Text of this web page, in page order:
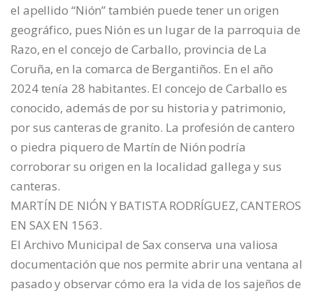
el apellido “Nión” también puede tener un origen
geográfico, pues Nión es un lugar de la parroquia de
Razo, en el concejo de Carballo, provincia de La
Coruña, en la comarca de Bergantiños. En el año
2024 tenía 28 habitantes. El concejo de Carballo es
conocido, además de por su historia y patrimonio,
por sus canteras de granito. La profesión de cantero
o piedra piquero de Martín de Nión podría
corroborar su origen en la localidad gallega y sus
canteras.
MARTÍN DE NIÓN Y BATISTA RODRÍGUEZ, CANTEROS
EN SAX EN 1563.
El Archivo Municipal de Sax conserva una valiosa
documentación que nos permite abrir una ventana al
pasado y observar cómo era la vida de los sajeños de